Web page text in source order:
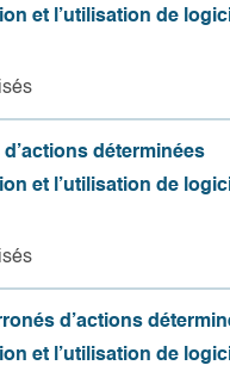
et l’utilisation de
déterminées
et l’utilisation de
d’actions
et l’utilisation de